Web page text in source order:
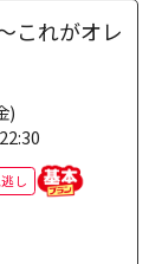
これがオレ
)
し